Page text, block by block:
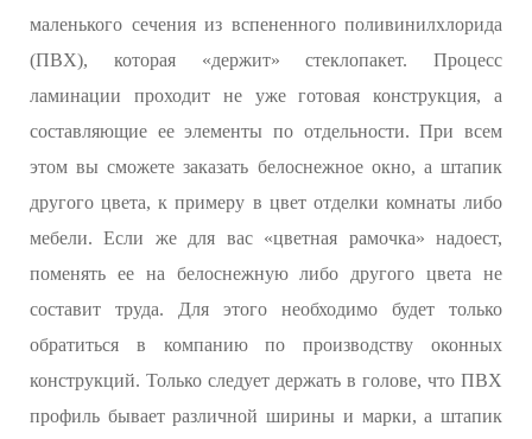
маленького сечения из вспененного поливинилхлорида
(ПВХ), которая «держит» стеклопакет. Процесс
ламинации проходит не уже готовая конструкция, а
составляющие ее элементы по отдельности. При всем
этом вы сможете заказать белоснежное окно, а штапик
другого цвета, к примеру в цвет отделки комнаты либо
мебели. Если же для вас «цветная рамочка» надоест,
поменять ее на белоснежную либо другого цвета не
составит труда. Для этого необходимо будет только
обратиться в компанию по производству оконных
конструкций. Только следует держать в голове, что ПВХ
профиль бывает различной ширины и марки, а штапик